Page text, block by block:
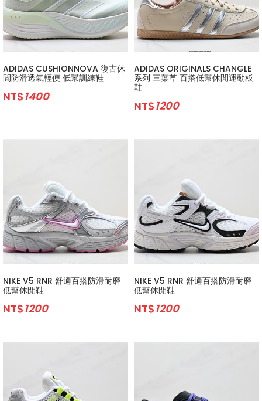
ADIDAS CUSHIONNOVA 復古休
閒防滑透氣輕便 低幫訓練鞋
NT$1400
ADIDAS ORIGINALS CHANGLE
系列 三葉草 百搭低幫休閒運動板
鞋
NT$1200
NIKE V5 RNR 舒適百搭防滑耐磨
低幫休閒鞋
NT$1200
NIKE V5 RNR 舒適百搭防滑耐磨
低幫休閒鞋
NT$1200